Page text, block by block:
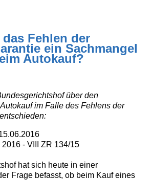
das Fehlen der
ein Sachmangel
Autokauf?
über den
im Falle des Fehlens der
- VIII ZR 134/15
hat sich heute in einer
Frage befasst, ob beim Kauf eines